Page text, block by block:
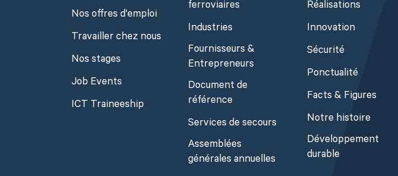
Nos offres d'emploi
Travailler chez nous
Nos stages
Job Events
ICT Traineeship
ferroviaires
Industries
Fournisseurs &
Entrepreneurs
Document de
référence
Services de secours
Assemblées
générales annuelles
Réalisations
Innovation
Sécurité
Ponctualité
Facts & Figures
Notre histoire
Développement
durable